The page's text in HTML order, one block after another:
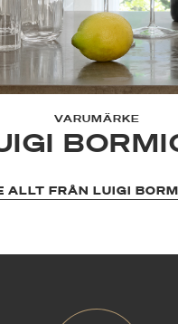
VARUMÄRKE
ALLT FRÅN LUIGI